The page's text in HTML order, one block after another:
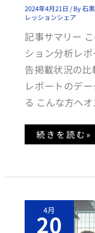
2024年4月21日 / By石
レッションシェア
記事サマリー
ション分析レ
告掲載状況の
レポートのデ
る こんな方へオ
ア
ウ
プ
ッ
ト
方
法
続きを読む»
4月
20
G
O
G